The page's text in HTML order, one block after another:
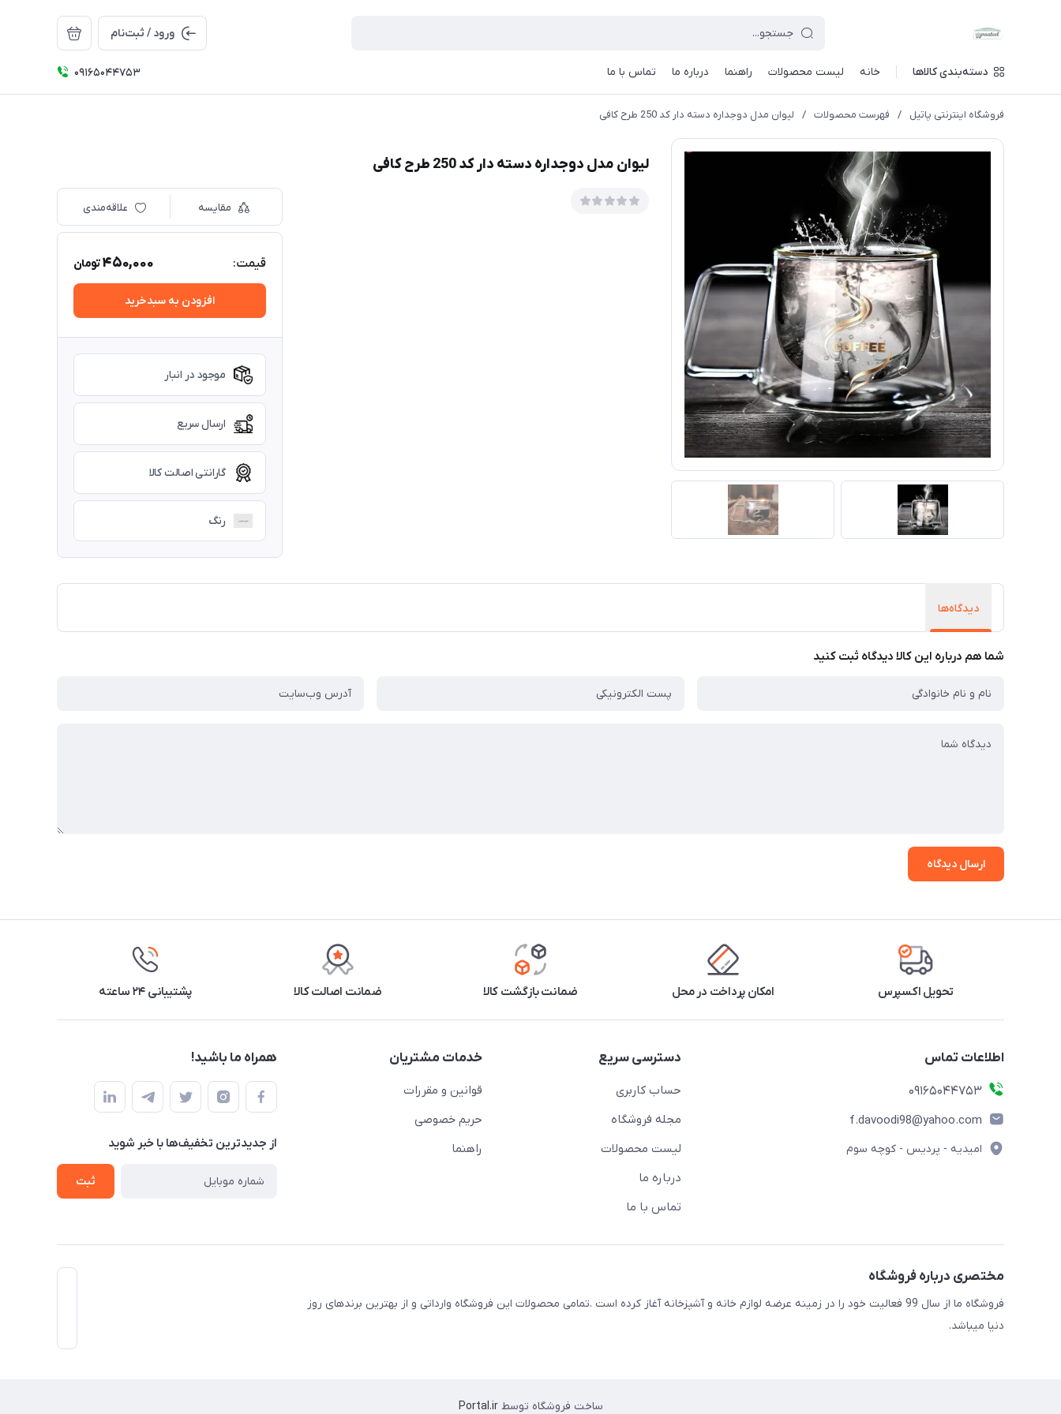
ورود / ثبت‌نام
دسته‌بندی کالاها خانه لیست محصولات راهنما درباره ما تماس با ما 09165044753
فروشگاه اینترنتی پاتیل / فهرست محصولات / لیوان مدل دوجداره دسته دار کد 250 طرح کافی
لیوان مدل دوجداره دسته دار کد 250 طرح کافی
مقایسه علاقه‌مندی
قیمت: 450,000تومان
افزودن به سبدخرید
موجود در انبار
ارسال سریع
گارانتی اصالت کالا
رنگ
دیدگاه‌ها
شما هم درباره این کالا دیدگاه ثبت کنید
ارسال دیدگاه
تحویل اکسپرس امکان پرداخت در محل ضمانت بازگشت کالا ضمانت اصالت کالا پشتیبانی ۲۴ ساعته
اطلاعات تماس
09165044753
f.davoodi98@yahoo.com
امیدیه - پردیس - کوچه سوم
دسترسی سریع
حساب کاربری
مجله فروشگاه
لیست محصولات
درباره ما
تماس با ما
خدمات مشتریان
قوانین و مقررات
حریم خصوصی
راهنما
همراه ما باشید!
از جدید‌ترین تخفیف‌ها با‌ خبر شوید
ثبت
مختصری درباره فروشگاه
فروشگاه ما از سال 99 فعالیت خود را در زمینه عرضه لوازم خانه و آشپزخانه آغاز کرده است .تمامی محصولات این فروشگاه وارداتی و از بهترین برندهای روز
دنیا میباشد.
ساخت فروشگاه توسطPortal.ir